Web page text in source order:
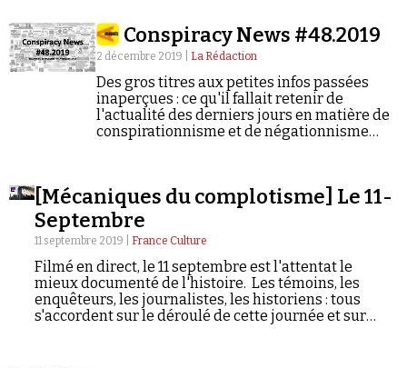
Conspiracy News #48.2019
2 décembre 2019 | La Rédaction
Des gros titres aux petites infos passées
inaperçues : ce qu'il fallait retenir de
l'actualité des derniers jours en matière de
conspirationnisme et de négationnisme
[Mécaniques du complotisme] Le 11-
Septembre
11 septembre 2019 | France Culture
Filmé en direct, le 11 septembre est l'attentat le
mieux documenté de l'histoire. Les témoins, les
enquêteurs, les journalistes, les historiens : tous
s'accordent sur le déroulé de cette journée et sur